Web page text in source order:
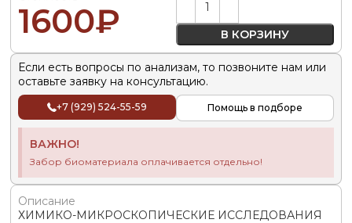
1600₽ В КОРЗИНУ
Если есть вопросы по анализам, то позвоните нам или
оставьте заявку на консультацию.
+7 (929) 524-55-59 Помощь в подборе
ВАЖНО!
Забор биоматериала оплачивается отдельно!
Описание
ХИМИКО-МИКРОСКОПИЧЕСКИЕ ИССЛЕДОВАНИЯ